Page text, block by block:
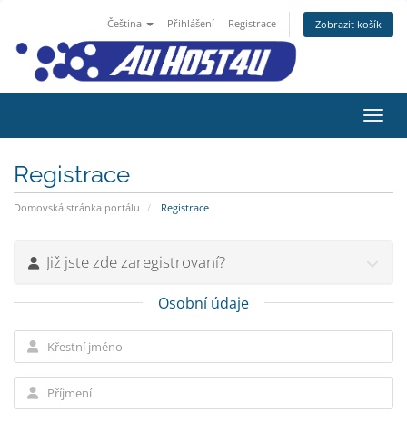
Čeština Přihlášení Registrace Zobrazit košík
Registrace
Domovská stránka portálu Registrace
Již jste zde zaregistrovaní?
Osobní údaje